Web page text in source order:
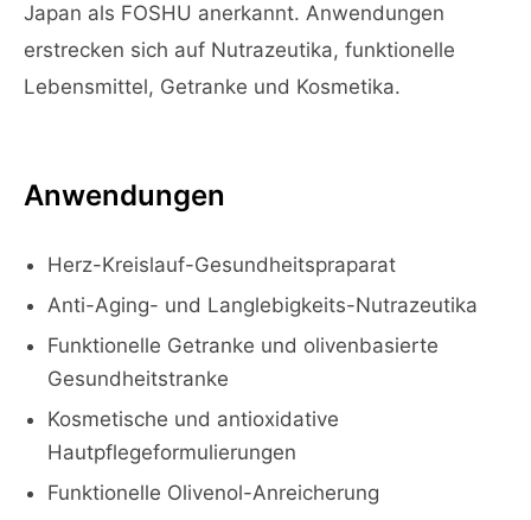
Japan als FOSHU anerkannt. Anwendungen
erstrecken sich auf Nutrazeutika, funktionelle
Lebensmittel, Getranke und Kosmetika.
Anwendungen
Herz-Kreislauf-Gesundheitspraparat
Anti-Aging- und Langlebigkeits-Nutrazeutika
Funktionelle Getranke und olivenbasierte
Gesundheitstranke
Kosmetische und antioxidative
Hautpflegeformulierungen
Funktionelle Olivenol-Anreicherung